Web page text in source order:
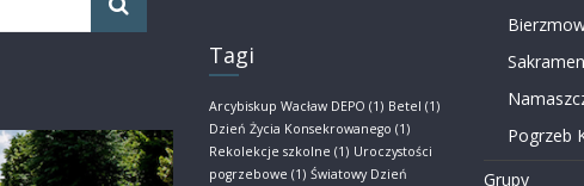
Tagi
Arcybiskup Wacław DEPO (1) Betel (1)
Dzień Życia Konsekrowanego (1)
Rekolekcje szkolne (1) Uroczystości
pogrzebowe (1) Światowy Dzień
Pogrzeb
Grupy